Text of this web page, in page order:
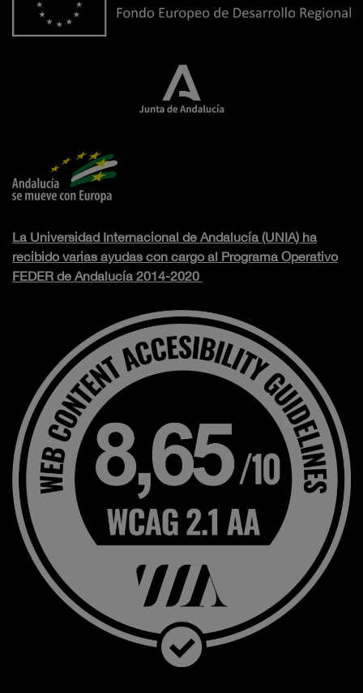
La Universidad Internacional de Andalucía (UNIA) ha
recibido varias ayudas con cargo al Programa Operativo
FEDER de Andalucía 2014-2020